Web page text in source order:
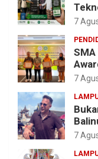
7
SMA
7
7